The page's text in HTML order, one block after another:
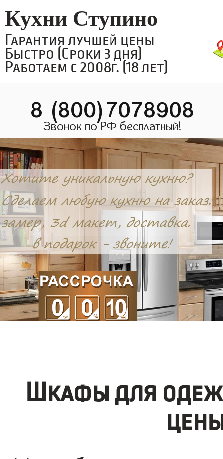
Кухни Ступино
Гарантия лучшей цены
Быстро (Сроки 3 дня)
Работаем с 2008г. (18 лет)
8 (800)7078908
Звонок по РФ бесплатный!
Шкафы для